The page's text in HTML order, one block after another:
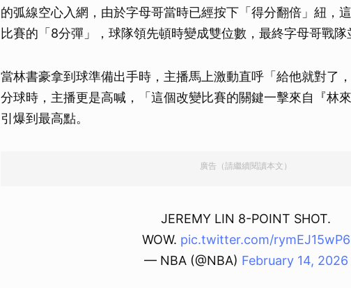
的弧線空心入網，由於字母哥當時已經按下「得分翻倍」紐，
比賽的「8分彈」，球隊領先頓時變成雙位數，最終字母哥戰隊
當林書豪拿到球準備出手時，主播馬上激動直呼「給他就對了
分球時，主播更是高喊，「這個改變比賽的關鍵一擊來自『林
引爆到最高點。
廣告（請繼續閱讀本文）
JEREMY LIN 8-POINT SHOT.
WOW. pic.twitter.com/rymEJ15wP6
— NBA (@NBA) February 14, 2026